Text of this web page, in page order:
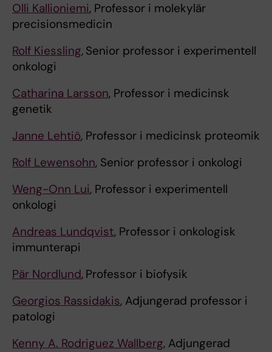
Olli Kallioniemi, Professor i molekylär
precisionsmedicin
Rolf Kiessling, Senior professor i experimentell
onkologi
Catharina Larsson, Professor i medicinsk
genetik
Janne Lehtiö, Professor i medicinsk proteomik
Rolf Lewensohn, Senior professor i onkologi
Weng-Onn Lui, Professor i experimentell
onkologi
Andreas Lundqvist, Professor i onkologisk
immunterapi
Pär Nordlund, Professor i biofysik
Georgios Rassidakis, Adjungerad professor i
patologi
Kenny A. Rodriguez Wallberg, Adjungerad